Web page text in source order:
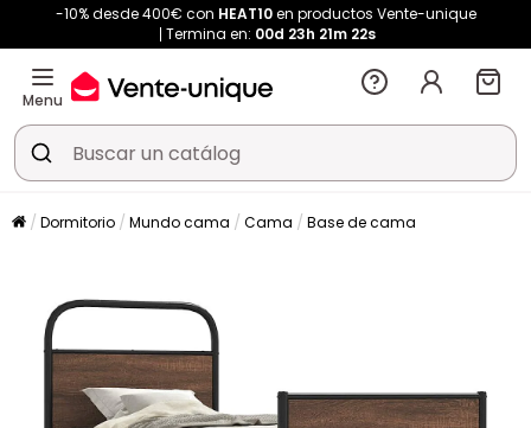
-10% desde 400€ con HEAT10en productos Vente-unique
Termina en: 00d 23h 21m 22s
Menu
Dormitorio Mundo cama Cama Base de cama